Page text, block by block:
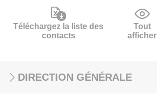
Téléchargez la liste des
contacts
Tout
afficher
DIRECTION GÉNÉRALE